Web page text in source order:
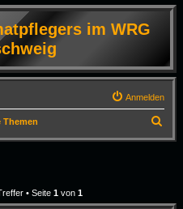
im WRG
Anmelden
Themen
u
• Seite 1von 1